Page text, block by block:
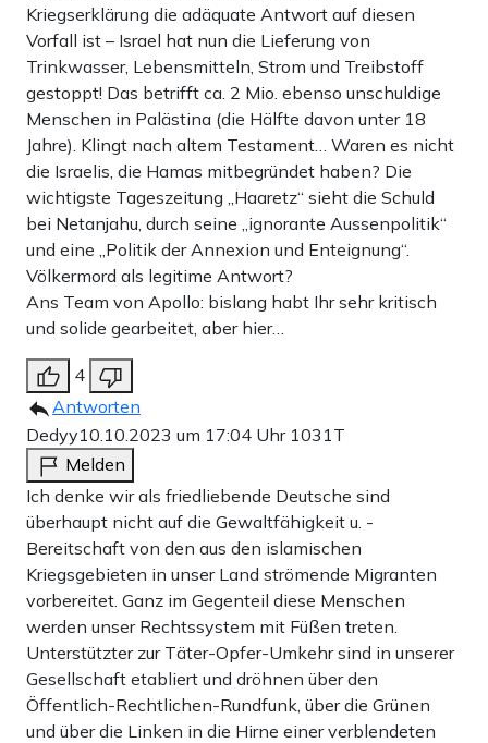
Kriegserklärung die adäquate Antwort auf diesen
Vorfall ist – Israel hat nun die Lieferung von
Trinkwasser, Lebensmitteln, Strom und Treibstoff
gestoppt! Das betrifft ca. 2 Mio. ebenso unschuldige
Menschen in Palästina (die Hälfte davon unter 18
Jahre). Klingt nach altem Testament… Waren es nicht
die Israelis, die Hamas mitbegründet haben? Die
wichtigste Tageszeitung „Haaretz“ sieht die Schuld
bei Netanjahu, durch seine „ignorante Aussenpolitik“
und eine „Politik der Annexion und Enteignung“.
Völkermord als legitime Antwort?
Ans Team von Apollo: bislang habt Ihr sehr kritisch
und solide gearbeitet, aber hier…
4
Antworten
Dedyy10.10.2023 um 17:04 Uhr 1031T
Melden
Ich denke wir als friedliebende Deutsche sind
überhaupt nicht auf die Gewaltfähigkeit u. -
Bereitschaft von den aus den islamischen
Kriegsgebieten in unser Land strömende Migranten
vorbereitet. Ganz im Gegenteil diese Menschen
werden unser Rechtssystem mit Füßen treten.
Unterstützter zur Täter-Opfer-Umkehr sind in unserer
Gesellschaft etabliert und dröhnen über den
Öffentlich-Rechtlichen-Rundfunk, über die Grünen
und über die Linken in die Hirne einer verblendeten